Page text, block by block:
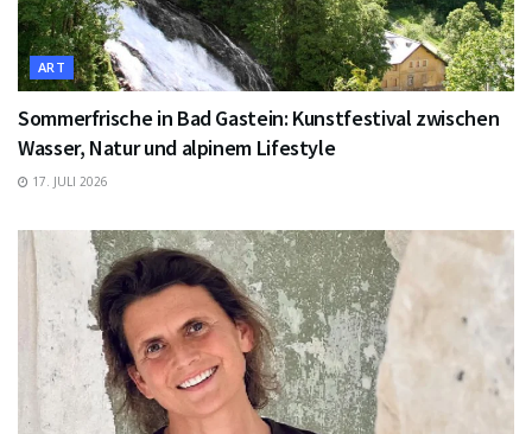
ART
Sommerfrische in Bad Gastein: Kunstfestival zwischen
Wasser, Natur und alpinem Lifestyle
17. JULI 2026